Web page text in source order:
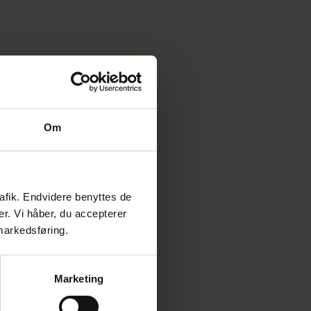
Om
Endvidere benyttes de
Vi håber, du accepterer
Marketing